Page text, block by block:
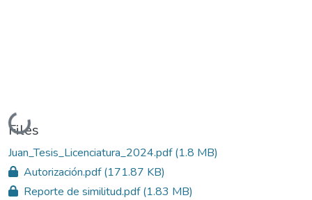
Loading...
Files
Juan_Tesis_Licenciatura_2024.pdf(1.8 MB)
Autorización.pdf(171.87 KB)
Reporte de similitud.pdf(1.83 MB)